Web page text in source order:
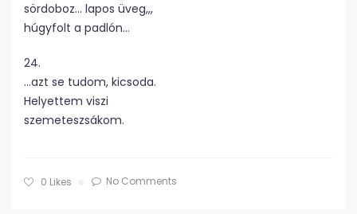
sördoboz… lapos üveg,,,
húgyfolt a padlón…
24.
…azt se tudom, kicsoda.
Helyettem viszi
szemeteszsákom.
0 Likes No Comments